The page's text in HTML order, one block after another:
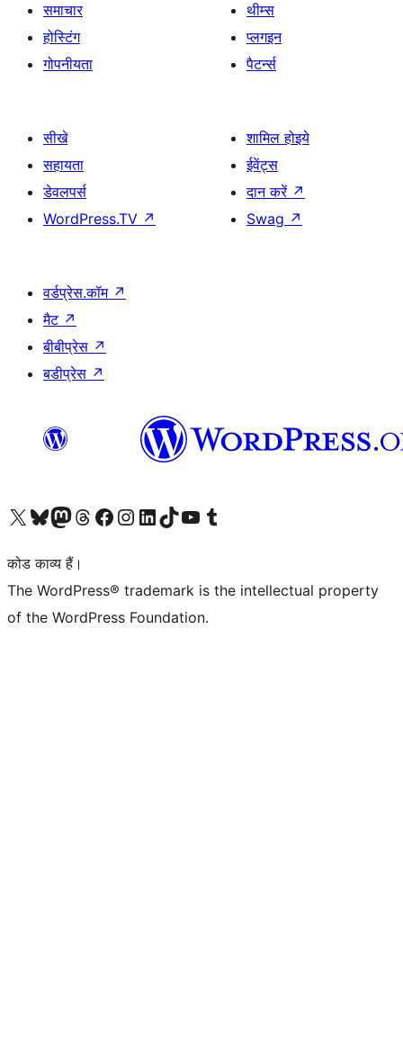
समाचार
होस्टिंग
गोपनीयता
थीम्स
प्लगइन
पैटर्न्स
सीखे
सहायता
डेवलपर्स
WordPress.TV ↗
शामिल होइये
ईवेंट्स
दान करें ↗
Swag ↗
वर्डप्रेस.कॉम ↗
मैट ↗
बीबीप्रेस ↗
बडीप्रेस ↗
Visit our X (formerly Twitter) account
हमारे बलुस्की खाते पर जाएँVisit our Mastodon account
हमारे थ्रेड्स अकाउंट पर जाएंहमारे फेसबुक पेज पर जाएँहमारे इंस्टाग्राम अकाउंट पर जाएंहमारे लिंक्डइन खाते पर जाएँहमारे टिकटॉक खाते पर जाएँहमारे यूट्यूब चैनल पर जाएंहमारे Tumblr खाते पर जाएँ
कोड काव्य हैं।
The WordPress® trademark is the intellectual property
of the WordPress Foundation.